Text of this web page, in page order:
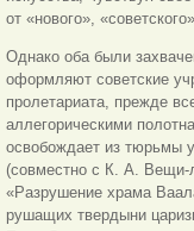
от «нового»,
Однако оба были
оформляют советские
пролетариата, прежде
аллегорическими
освобождает из тюрьмы
(совместно с К. А. Вещи-
«Разрушение храма
рушащих твердыни